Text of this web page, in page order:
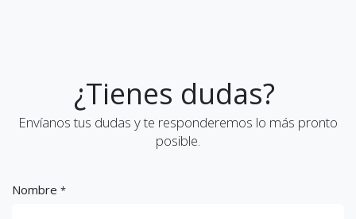
¿Tienes dudas?
Envíanos tus dudas y te responderemos lo más pronto
posible.
Nombre *